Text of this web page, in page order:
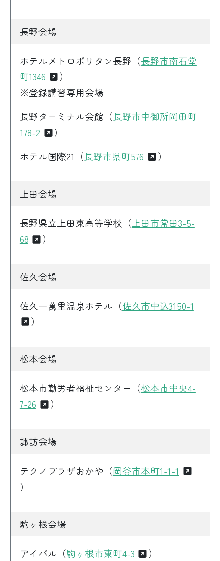
長野会場
ホテルメトロポリタン長野（長野市南石堂
町1346
）
※登録講習専用会場
長野ターミナル会館（長野市中御所岡田町
178-2
）
ホテル国際21（長野市県町576 ）
上田会場
長野県立上田東高等学校（上田市常田3-5-
68
）
佐久会場
佐久一萬里温泉ホテル（佐久市中込3150-1
）
松本会場
松本市勤労者福祉センター（松本市中央4-
7-26
）
諏訪会場
テクノプラザおかや（岡谷市本町1-1-1
）
駒ヶ根会場
アイパル（駒ヶ根市東町4-3 ）